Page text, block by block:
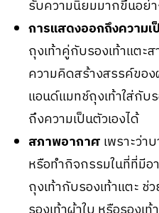
รับความนิยมมากขึ้นอย่า
การแสดงออกถึงความ
ถุงเท้าคู่กับรองเท้าแตะ
ความคิดสร้างสรรค์ของ
แอนด์แมทช์ถุงเท้าใส่กับ
ถึงความเป็นตัวเองได้
สภาพอากาศ เพราะว่า
หรือทำกิจกรรมในที่ที่มีอ
ถุงเท้ากับรองเท้าแตะ ช่